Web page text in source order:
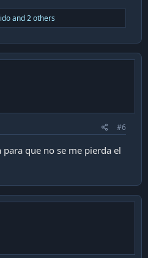
and 2 others
#6
que no se me pierda el